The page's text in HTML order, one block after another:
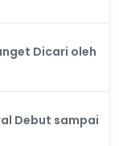
Dicari oleh
Debut sampai